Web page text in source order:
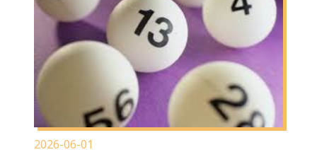
2026-06-01